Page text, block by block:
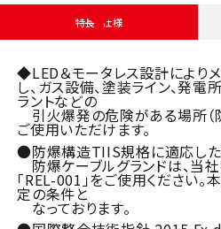
特長・仕様
◆LED＆モータレス設計により
し、ガス設備、塗装ライン、発電
ラントなどの
引火爆発の危険がある場所（
ご使用いただけます。
●防爆構造TIIS規格に適応した
防爆ケーブルグランドは、当
「REL-001」をご使用ください
定の条件と
なっております。